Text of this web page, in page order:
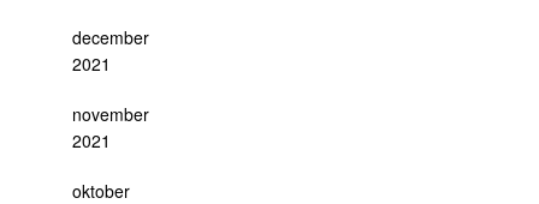
december
2021
november
2021
oktober